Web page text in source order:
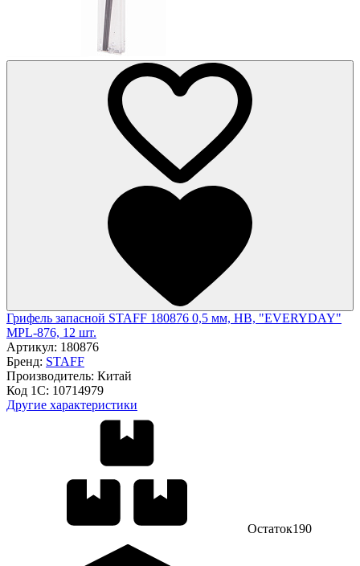
Грифель запасной STAFF 180876 0,5 мм, HB, "EVERYDAY"
MPL-876, 12 шт.
Артикул: 180876
Бренд: STAFF
Производитель: Китай
Код 1С: 10714979
Другие характеристики
Остаток190